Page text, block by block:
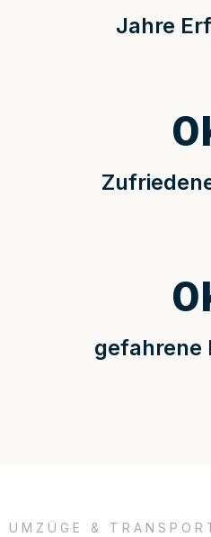
Jahre
0
gefahrene
0
UMZÜGE &